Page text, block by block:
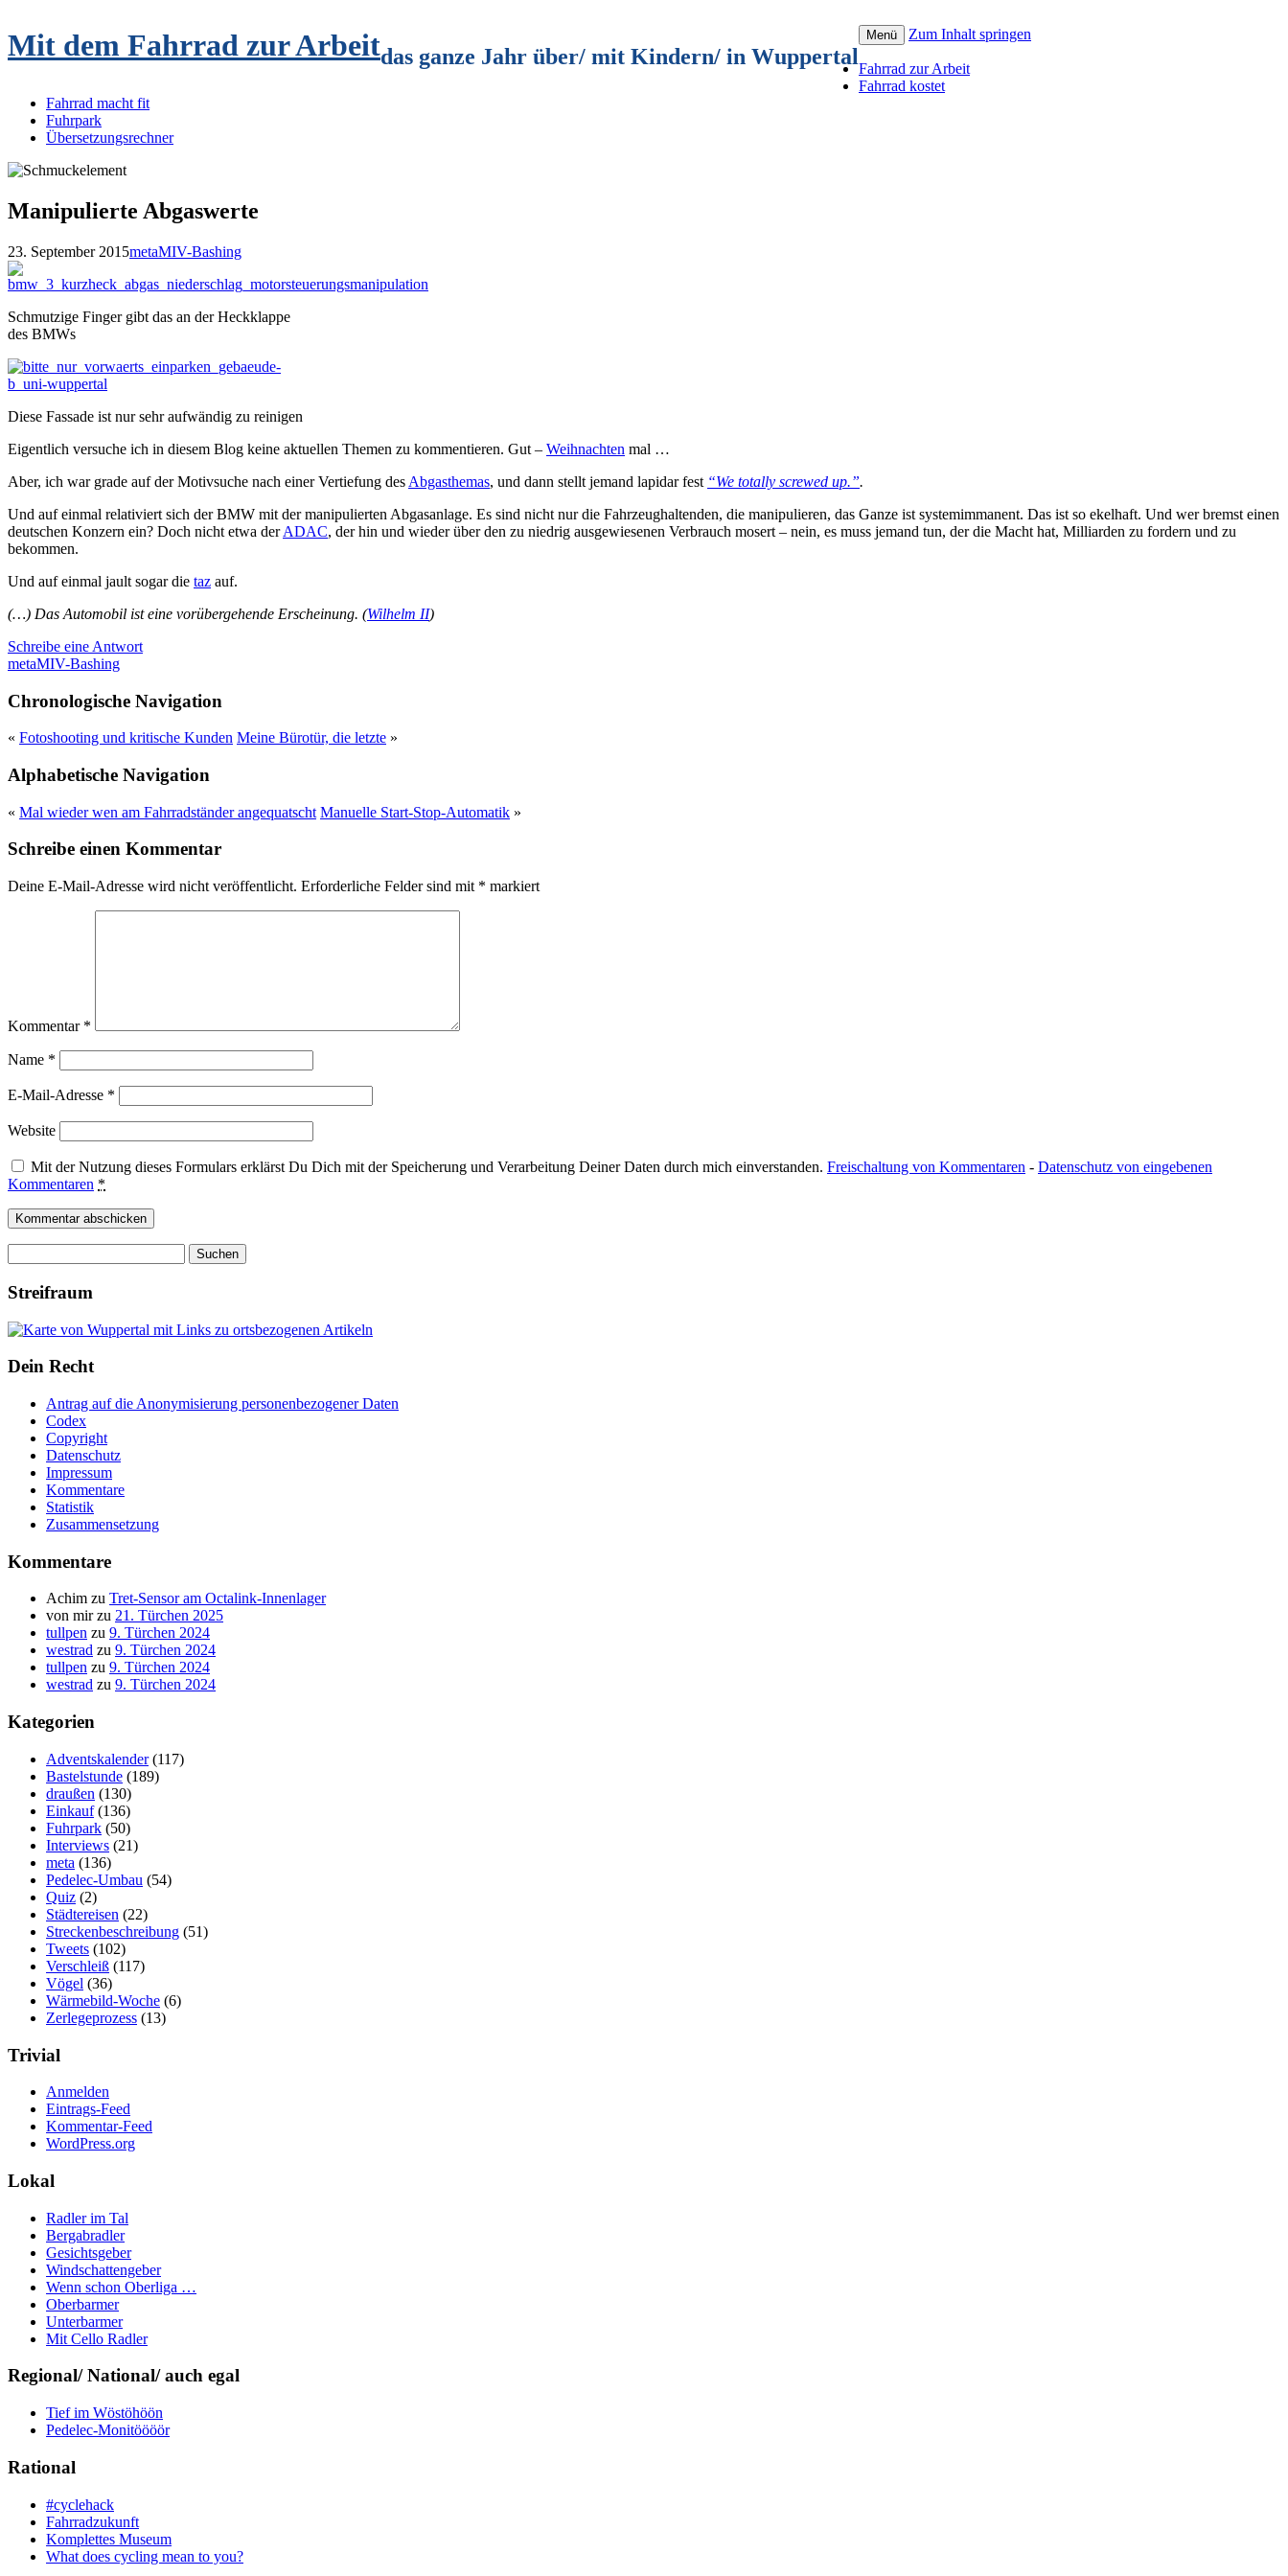
Mit dem Fahrrad zur Arbeitdas ganze Jahr über/ mit Kindern/ in Wuppertal
Menü Zum Inhalt springen
Fahrrad zur Arbeit
Fahrrad kostet
Fahrrad macht fit
Fuhrpark
Übersetzungsrechner
Manipulierte Abgaswerte
23. September 2015metaMIV-Bashing
Schmutzige Finger gibt das an der Heckklappe
des BMWs
Diese Fassade ist nur sehr aufwändig zu reinigen
Eigentlich versuche ich in diesem Blog keine aktuellen Themen zu kommentieren. Gut – Weihnachten mal …
Aber, ich war grade auf der Motivsuche nach einer Vertiefung des Abgasthemas, und dann stellt jemand lapidar fest “We totally screwed up.”.
Und auf einmal relativiert sich der BMW mit der manipulierten Abgasanlage. Es sind nicht nur die Fahrzeughaltenden, die manipulieren, das Ganze ist systemimmanent. Das ist so ekelhaft. Und wer bremst einen
deutschen Konzern ein? Doch nicht etwa derADAC, der hin und wieder über den zu niedrig ausgewiesenen Verbrauch mosert – nein, es muss jemand tun, der die Macht hat, Milliarden zu fordern und zu
bekommen.
Und auf einmal jault sogar die taz auf.
(…) Das Automobil ist eine vorübergehende Erscheinung. (Wilhelm II)
Schreibe eine Antwort
metaMIV-Bashing
Chronologische Navigation
« Fotoshooting und kritische Kunden Meine Bürotür, die letzte »
Alphabetische Navigation
« Mal wieder wen am Fahrradständer angequatscht Manuelle Start-Stop-Automatik »
Schreibe einen Kommentar
Deine E-Mail-Adresse wird nicht veröffentlicht. Erforderliche Felder sind mit * markiert
Kommentar *
Name *
E-Mail-Adresse *
Website
Mit der Nutzung dieses Formulars erklärst Du Dich mit der Speicherung und Verarbeitung Deiner Daten durch mich einverstanden. Freischaltung von Kommentaren - Datenschutz von eingebenen
Kommentaren *
nach:
Streifraum
Dein Recht
Antrag auf die Anonymisierung personenbezogener Daten
Codex
Copyright
Datenschutz
Impressum
Kommentare
Statistik
Zusammensetzung
Kommentare
Achim zu Tret-Sensor am Octalink-Innenlager
von mirzu 21. Türchen 2025
tullpen zu 9. Türchen 2024
westrad zu 9. Türchen 2024
tullpen zu 9. Türchen 2024
westrad zu 9. Türchen 2024
Kategorien
Adventskalender(117)
Bastelstunde (189)
draußen (130)
Einkauf(136)
Fuhrpark (50)
Interviews (21)
meta (136)
Pedelec-Umbau (54)
Quiz (2)
Städtereisen (22)
Streckenbeschreibung (51)
Tweets (102)
Verschleiß (117)
Vögel (36)
Wärmebild-Woche (6)
Zerlegeprozess (13)
Trivial
Anmelden
Eintrags-Feed
Kommentar-Feed
WordPress.org
Lokal
Radler im Tal
Bergabradler
Gesichtsgeber
Windschattengeber
Wenn schon Oberliga …
Oberbarmer
Unterbarmer
Mit Cello Radler
Regional/ National/ auch egal
Tief im Wöstöhöön
Pedelec-Monitöööör
Rational
#cyclehack
Fahrradzukunft
Komplettes Museum
What does cycling mean to you?